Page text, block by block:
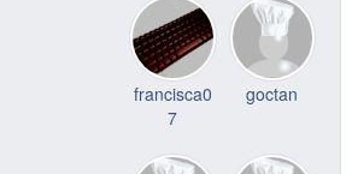
francisca0
7
goctan